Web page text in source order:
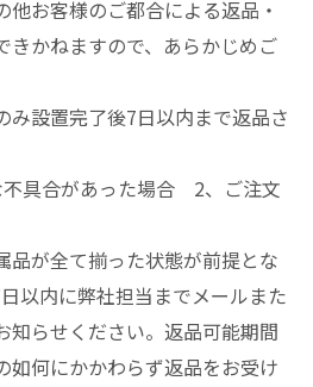
他お客様のご都合による返品・
きかねますので、あらかじめご
み設置完了後7日以内まで返品さ
不具合があった場合 2、ご注文
が全て揃った状態が前提とな
以内に弊社担当までメールまた
知らせください。返品可能期間
如何にかかわらず返品をお受け